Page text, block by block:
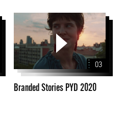
Branded
PYD
2020
03
Branded Stories PYD 2020